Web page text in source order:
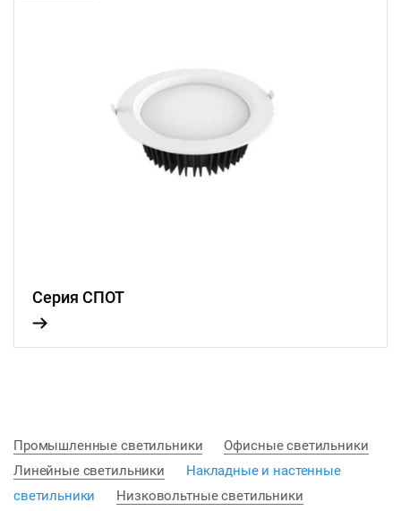
Серия СПОТ
Промышленные светильники
Офисные светильники
Линейные светильники
Накладные и настенные
светильники
Низковольтные светильники